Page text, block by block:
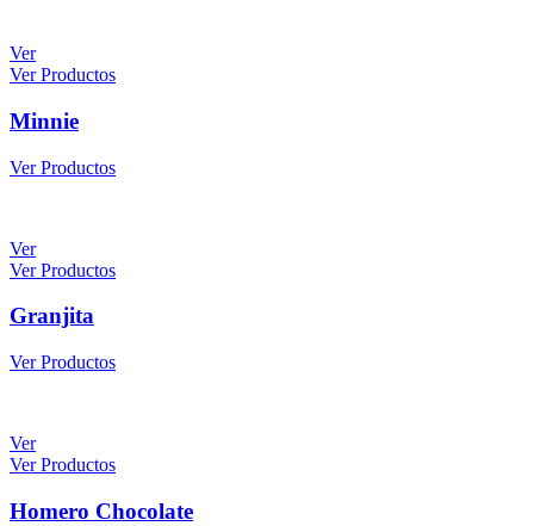
Ver
Ver Productos
Minnie
Ver Productos
Ver
Ver Productos
Granjita
Ver Productos
Ver
Ver Productos
Homero Chocolate